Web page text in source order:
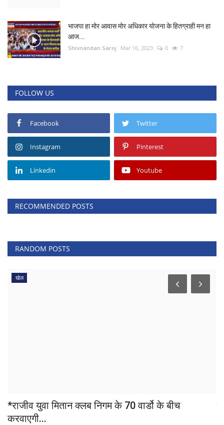
भाजपा हा मोर आवास मोर अधिकार योजना के हितग्राही मन हा
आज...
Shivnandan Saroj Mar 16, 2023 0 7
FOLLOW US
Facebook Twitter
Instagram Pinterest
Linkedin Youtube
RECOMMENDED POSTS
RANDOM POSTS
खेल
*राजीव युवा मितान क्लब निगम के 70 वार्डो के बीच
करवाएगी...